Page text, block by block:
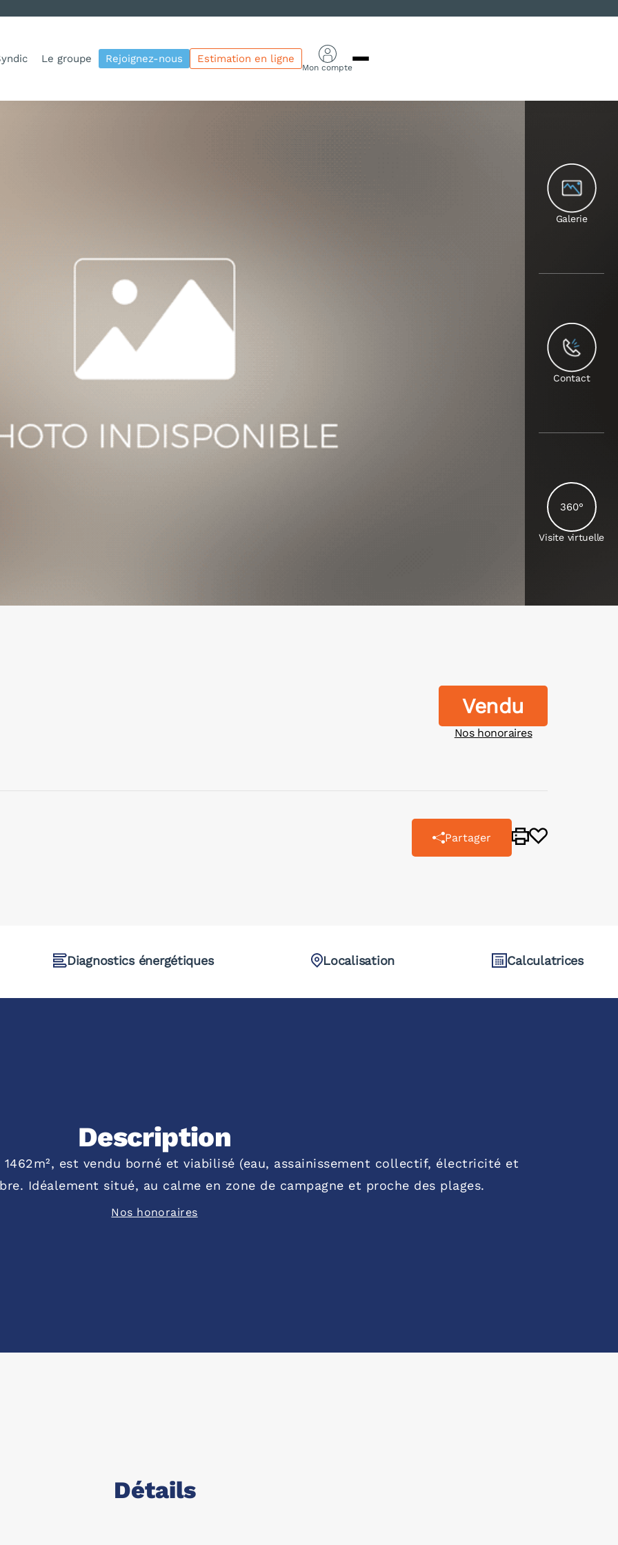
Le groupe Rejoignez-nous Estimation en ligne
Mon compte
Galerie
Contact
360°
Visite virtuelle
Vendu
Nos honoraires
Partager
Diagnostics énergétiques Localisation Calculatrices
Description
est vendu borné et viabilisé (eau, assainissement collectif, électricité et
Idéalement situé, au calme en zone de campagne et proche des plages.
Nos honoraires
Détails